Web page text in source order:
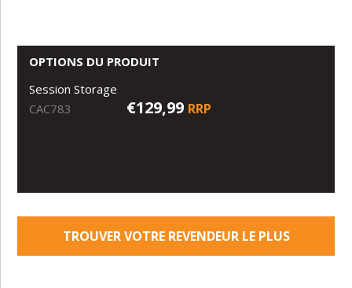
OPTIONS DU PRODUIT
Session Storage
CAC783
€129,99 RRP
TROUVER VOTRE REVENDEUR LE PLUS